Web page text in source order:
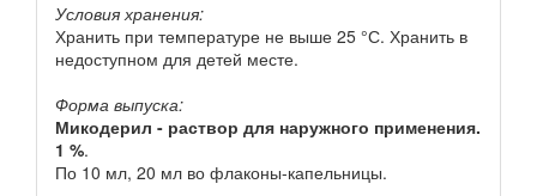
Условия хранения:
Хранить при температуре не выше 25 °С. Хранить в
недоступном для детей месте.
Форма выпуска:
Микодерил - раствор для наружного применения.
1 %.
По 10 мл, 20 мл во флаконы-капельницы.